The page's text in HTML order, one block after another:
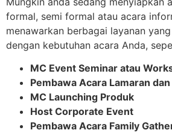
formal, semi formal atau acara
menawarkan berbagai layanan
dengan kebutuhan acara Anda,
MC Event Seminar atau
Pembawa Acara Lamaran
MC Launching Produk
Host Corporate Event
Pembawa Acara Family